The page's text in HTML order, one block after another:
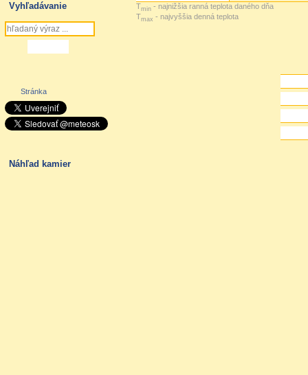
Vyhľadávanie
Stránka
Náhľad kamier
Tmin - najnižšia ranná teplota daného dňa
Tmax - najvyššia denná teplota